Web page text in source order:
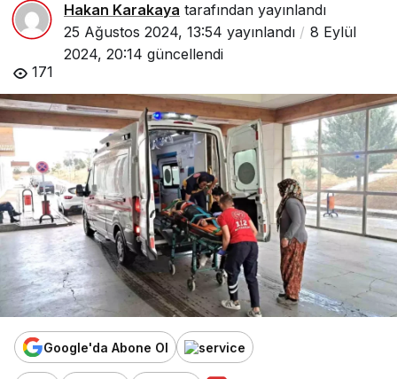
Hakan Karakaya tarafından yayınlandı
25 Ağustos 2024, 13:54 yayınlandı
8 Eylül
2024, 20:14 güncellendi
171
Google'da Abone Ol